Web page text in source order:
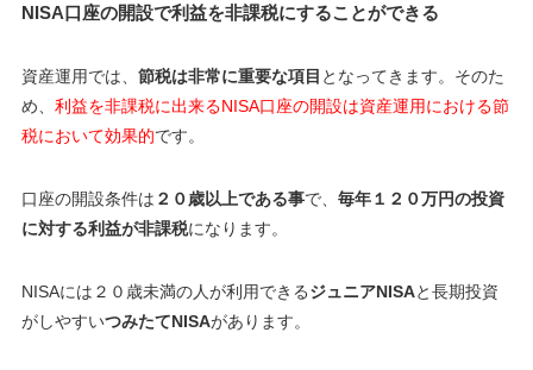
NISA口座の開設で利益を非課税にすることができる
資産運用では、 節税は非常に重要な項目 となってきます。そのた
め、 利益を非課税に出来るNISA口座の開設は資産運用における節
税において効果的です。
口座の開設条件は ２０歳以上である事で、 毎年１２０万円の投資
に対する利益が非課税になります。
NISAには２０歳未満の人が利用できるジュニアNISAと長期投資
がしやすいつみたてNISAがあります。